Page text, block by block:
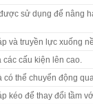
sử dụng để nâng
và truyền lực xuống
cấu kiện lên cao.
thể chuyển động
kéo để thay đổi tầm